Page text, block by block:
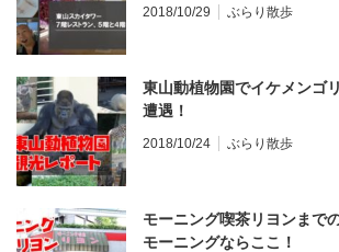
2018/10/29 ぶらり散歩
東山動植物園でイケメンゴ
遭遇！
2018/10/24 ぶらり散歩
モーニング喫茶リヨンまで
モーニングならここ！